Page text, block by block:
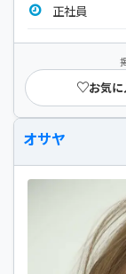
正社員
お気に
オサヤ